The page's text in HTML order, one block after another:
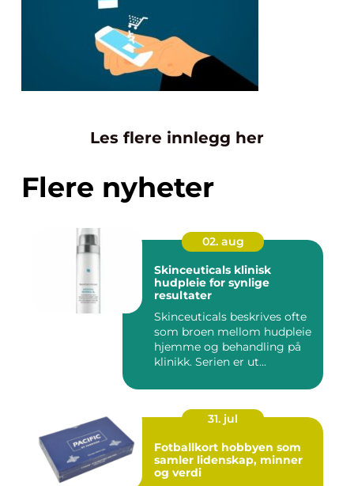
Les flere innlegg her
Flere nyheter
02. aug
Skinceuticals klinisk
hudpleie for synlige
resultater
Skinceuticals beskrives ofte
som broen mellom hudpleie
hjemme og behandling på
klinikk. Serien er ut...
31. jul
Fotballkort hobbyen som
samler lidenskap, minner
og verdi